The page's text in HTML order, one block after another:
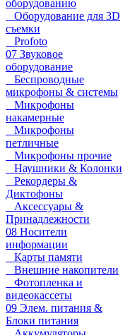
оборудованию
Оборудование для 3D
съемки
Profoto
07 Звуковое
оборудование
Беспроводные
микрофоны & системы
Микрофоны
накамерные
Микрофоны
петличные
Микрофоны прочие
Наушники & Колонки
Рекордеры &
Диктофоны
Аксессуары &
Принадлежности
08 Носители
информации
Карты памяти
Внешние накопители
Фотопленка и
видеокассеты
09 Элем. питания &
Блоки питания